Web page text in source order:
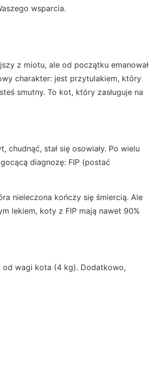
wsparcia.
z miotu, ale od początku emanował
charakter: jest przytulakiem, który
smutny. To kot, który zasługuje na
stał się osowiały. Po wielu
diagnozę: FIP (postać
nieleczona kończy się śmiercią. Ale
lekiem, koty z FIP mają nawet 90%
od wagi kota (4 kg). Dodatkowo,